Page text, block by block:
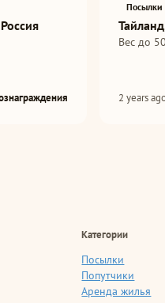
Посылки
Вес до
2 years
Категории
Посылки
Попутчики
Аренда жилья